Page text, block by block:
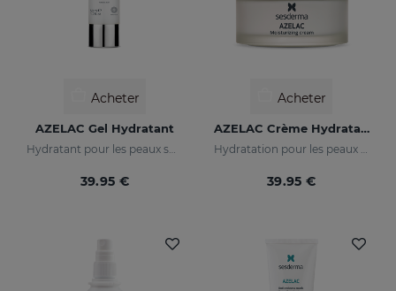
Acheter
AZELAC Gel Hydratant
Hydratant pour les peaux sujettes aux rougeurs, sensibles ou intolérantes
39.95 €
Acheter
AZELAC Crème Hydratante
Hydratation pour les peaux présentant des rougeurs
39.95 €